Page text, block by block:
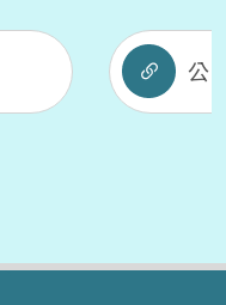
公民營廢棄物處理機